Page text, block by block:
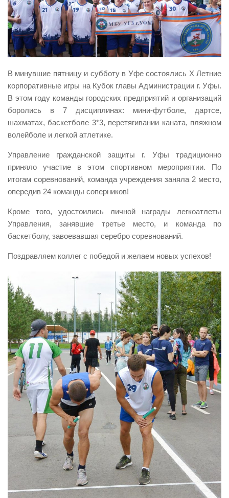
Виды деятельности
Обслуживание опасных производственных объектов
Оказание платных образовательных услуг
Памятки населению
Как стать спасателем
Уголок гражданской обороны
Пресс-центр
СМИ о нас
Конкурсы
Обращения
Контакты
Вакансии
В минувшие пятницу и субботу в Уфе состоялись X Летние
корпоративные игры на Кубок главы Администрации г. Уфы.
В этом году команды городских предприятий и организаций
боролись в 7 дисциплинах: мини-футболе, дартсе,
шахматах, баскетболе 3*3, перетягивании каната, пляжном
волейболе и легкой атлетике.
Управление гражданской защиты г. Уфы традиционно
приняло участие в этом спортивном мероприятии. По
итогам соревнований, команда учреждения заняла 2 место,
опередив 24 команды соперников!
Кроме того, удостоились личной награды легкоатлеты
Управления, занявшие третье место, и команда по
баскетболу, завоевавшая серебро соревнований.
Поздравляем коллег с победой и желаем новых успехов!